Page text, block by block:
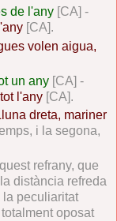
de l'any [CA] -
[CA].
volen aigua,
un any [CA] -
l'any [CA].
dreta, mariner
i la segona,
refrany, que
distància refreda
la peculiaritat
oposat